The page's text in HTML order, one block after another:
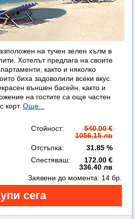
на тучен зелен хълм в
Хотелът предлага на своите
както и няколко
биха задоволили всеки вкус.
външен басейн, както и
на гостите са още частен
корт. Още...
Стойност:
540.00 €
1056.15 лв
Отстъпка:
31.85 %
Спестяваш:
172.00 €
336.40 лв
Заявени до момента: 14 бр.